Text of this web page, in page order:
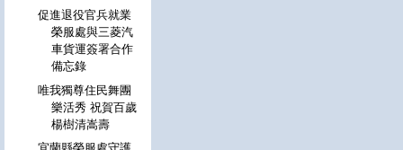
促進退役官兵就業
榮服處與三菱汽
車貨運簽署合作
備忘錄
唯我獨尊住民舞團
樂活秀 祝賀百歲
楊樹清嵩壽